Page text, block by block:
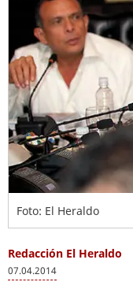
Foto: El Heraldo
Redacción El Heraldo
07.04.2014